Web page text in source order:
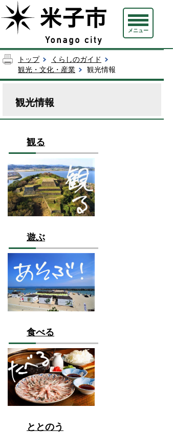
メニュー
トップ
くらしのガイド
観光・文化・産業
観光情報
観光情報
観る
遊ぶ
食べる
ととのう